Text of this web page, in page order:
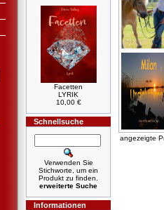
Facetten
LYRIK
10,00 €
Schnellsuche
Verwenden Sie
Stichworte, um ein
Produkt zu finden.
erweiterte Suche
Informationen
angezeigte